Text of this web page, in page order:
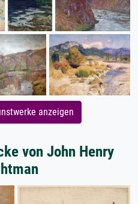
anzeigen
von John Henry